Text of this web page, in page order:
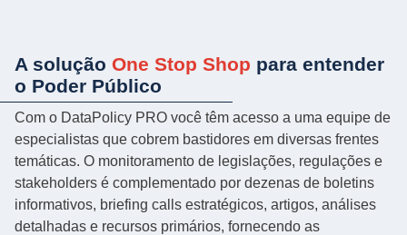
A solução One Stop Shop para entender
o Poder Público
Com o DataPolicy PRO você têm acesso a uma equipe de
especialistas que cobrem bastidores em diversas frentes
temáticas. O monitoramento de legislações, regulações e
stakeholders é complementado por dezenas de boletins
informativos, briefing calls estratégicos, artigos, análises
detalhadas e recursos primários, fornecendo as